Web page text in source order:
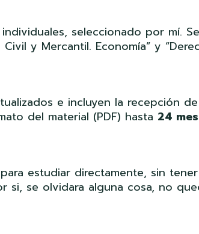
seleccionado por mí.
y Mercantil. Economía” y
e incluyen la recepción de
del material (PDF) hasta 24
estudiar directamente, sin
si, se olvidara alguna cosa, no